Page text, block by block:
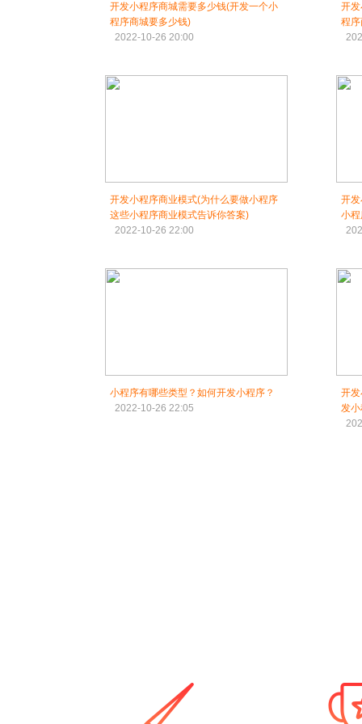
开发小程序商城需要多少钱(开发一个小
程序商城要多少钱)
2022-10-26 20:00
开
程
开发小程序商业模式(为什么要做小程序
这些小程序商业模式告诉你答案)
2022-10-26 22:00
开
小
小程序有哪些类型？如何开发小程序？
2022-10-26 22:05
开
发